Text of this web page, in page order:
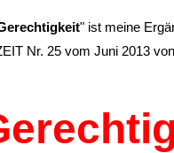
" ist meine
Nr. 25 vom Juni 2013